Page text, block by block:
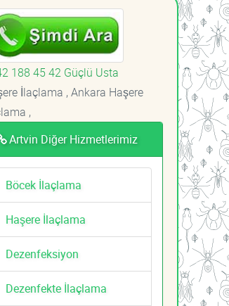
188 45 42 Güçlü Usta
İlaçlama , Ankara Haşere
,
Artvin Diğer Hizmetlerimiz
Böcek İlaçlama
Haşere İlaçlama
Dezenfeksiyon
Dezenfekte İlaçlama